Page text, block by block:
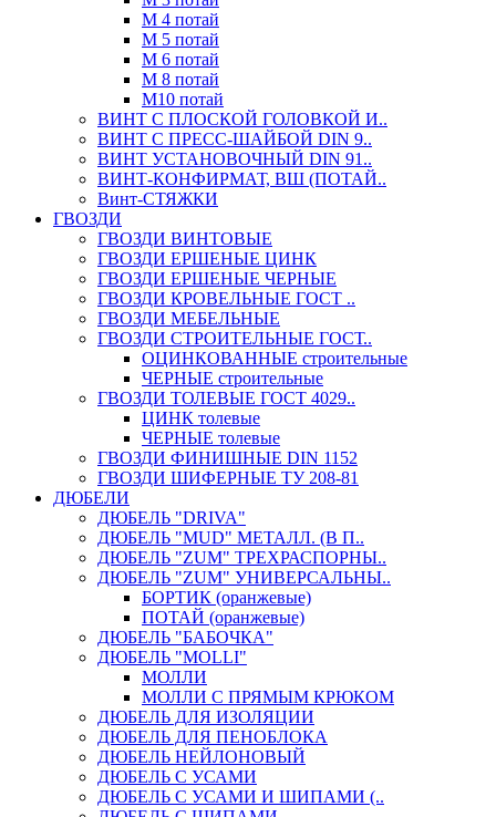
М 4 потай
М 5 потай
М 6 потай
М 8 потай
М10 потай
ВИНТ С ПЛОСКОЙ ГОЛОВКОЙ И..
ВИНТ С ПРЕСС-ШАЙБОЙ DIN 9..
ВИНТ УСТАНОВОЧНЫЙ DIN 91..
ВИНТ-КОНФИРМАТ, ВШ (ПОТАЙ..
Винт-СТЯЖКИ
ГВОЗДИ
ГВОЗДИ ВИНТОВЫЕ
ГВОЗДИ ЕРШЕНЫЕ ЦИНК
ГВОЗДИ ЕРШЕНЫЕ ЧЕРНЫЕ
ГВОЗДИ КРОВЕЛЬНЫЕ ГОСТ ..
ГВОЗДИ МЕБЕЛЬНЫЕ
ГВОЗДИ СТРОИТЕЛЬНЫЕ ГОСТ..
ОЦИНКОВАННЫЕ строительные
ЧЕРНЫЕ строительные
ГВОЗДИ ТОЛЕВЫЕ ГОСТ 4029..
ЦИНК толевые
ЧЕРНЫЕ толевые
ГВОЗДИ ФИНИШНЫЕ DIN 1152
ГВОЗДИ ШИФЕРНЫЕ ТУ 208-81
ДЮБЕЛИ
ДЮБЕЛЬ "DRIVA"
ДЮБЕЛЬ "MUD" МЕТАЛЛ. (В П..
ДЮБЕЛЬ "ZUM" ТРЕХРАСПОРНЫ..
ДЮБЕЛЬ "ZUM" УНИВЕРСАЛЬНЫ..
БОРТИК (оранжевые)
ПОТАЙ (оранжевые)
ДЮБЕЛЬ "БАБОЧКА"
ДЮБЕЛЬ "МOLLI"
МОЛЛИ
МОЛЛИ С ПРЯМЫМ КРЮКОМ
ДЮБЕЛЬ ДЛЯ ИЗОЛЯЦИИ
ДЮБЕЛЬ ДЛЯ ПЕНОБЛОКА
ДЮБЕЛЬ НЕЙЛОНОВЫЙ
ДЮБЕЛЬ С УСАМИ
ДЮБЕЛЬ С УСАМИ И ШИПАМИ (..